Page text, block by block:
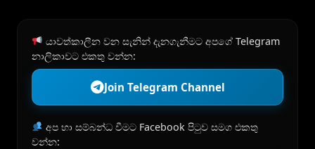
යාවත්කාලීන වන සැනින් දැනගැනීමට අපගේ Telegram
නාලිකාවට එකතු වන්න:
Join Telegram Channel
අප හා සම්බන්ධ වීමට Facebook පිටුව සමග එකතු
වන්න: